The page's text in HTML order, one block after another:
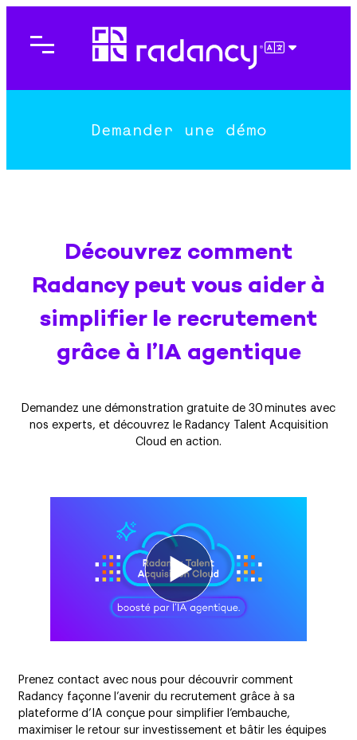
contenu
Demander une démo
Découvrez comment
Radancy peut vous aider à
simplifier le recrutement
grâce à l’IA agentique
Demandez une démonstration gratuite de 30 minutes avec
nos experts, et découvrez le Radancy Talent Acquisition
Cloud en action.
Prenez contact avec nous pour découvrir comment
Radancy façonne l’avenir du recrutement grâce à sa
plateforme d’IA conçue pour simplifier l’embauche,
maximiser le retour sur investissement et bâtir les équipes